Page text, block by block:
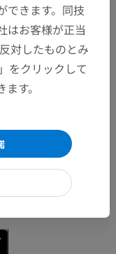
ましたらどう
できます。同技
はお客様が正当
対したものとみ
をクリックして
す。